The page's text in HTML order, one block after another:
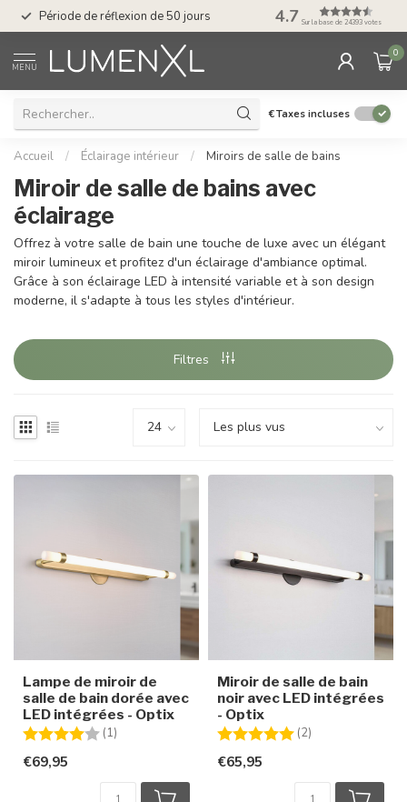
Période de réflexion de 50 jours Service : du lundi
17.00
4.7 Sur la base de 24393 votes
MENU
0
€Taxes incluses
Accueil / Éclairage intérieur / Miroirs de salle de bains
Miroir de salle de bains avec
éclairage
Offrez à votre salle de bain une touche de luxe avec un élégant
miroir lumineux et profitez d'un éclairage d'ambiance optimal.
Grâce à son éclairage LED à intensité variable et à son design
moderne, il s'adapte à tous les styles d'intérieur.
Filtres
Lampe de miroir de
salle de bain dorée avec
LED intégrées - Optix
Note:
(1)
€69,95
Miroir de salle de bain
noir avec LED intégrées
- Optix
Note:
(2)
€65,95